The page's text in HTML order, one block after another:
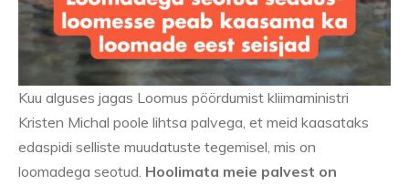
Kuu alguses jagas Loomus pöördumist kliimaministri
Kristen Michal poole lihtsa palvega, et meid kaasataks
edaspidi selliste muudatuste tegemisel, mis on
loomadega seotud. Hoolimata meie palvest on